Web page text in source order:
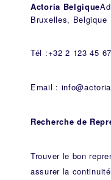
Actoria Belgique
Bruxelles, Belgique
Tél :+32 2 123 45 67
Email :
Recherche de
Trouver le bon
assurer la